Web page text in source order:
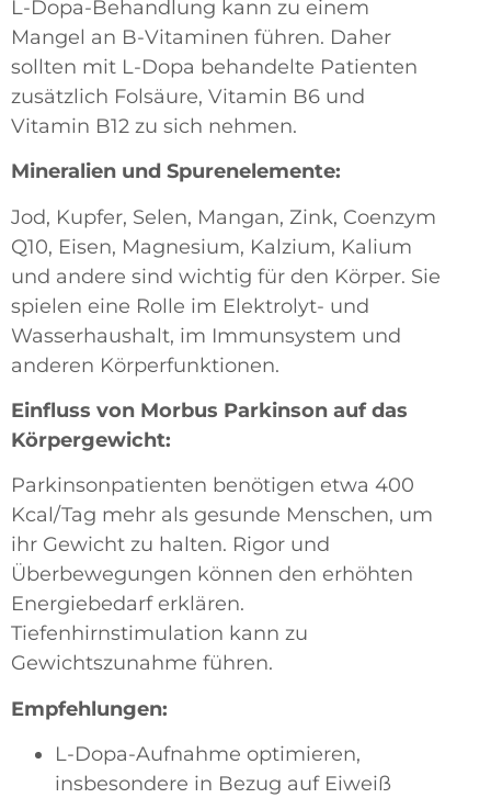
L-Dopa-Behandlung kann zu einem
Mangel an B-Vitaminen führen. Daher
sollten mit L-Dopa behandelte Patienten
zusätzlich Folsäure, Vitamin B6 und
Vitamin B12 zu sich nehmen.
Mineralien und Spurenelemente:
Jod, Kupfer, Selen, Mangan, Zink, Coenzym
Q10, Eisen, Magnesium, Kalzium, Kalium
und andere sind wichtig für den Körper. Sie
spielen eine Rolle im Elektrolyt- und
Wasserhaushalt, im Immunsystem und
anderen Körperfunktionen.
Einfluss von Morbus Parkinson auf das
Körpergewicht:
Parkinsonpatienten benötigen etwa 400
Kcal/Tag mehr als gesunde Menschen, um
ihr Gewicht zu halten. Rigor und
Überbewegungen können den erhöhten
Energiebedarf erklären.
Tiefenhirnstimulation kann zu
Gewichtszunahme führen.
Empfehlungen:
L-Dopa-Aufnahme optimieren,
insbesondere in Bezug auf Eiweiß